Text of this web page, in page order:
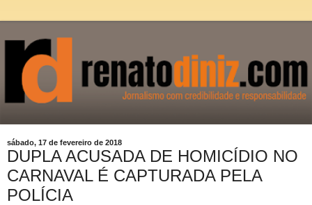
sábado, 17 de fevereiro de 2018
DUPLA ACUSADA DE HOMICÍDIO NO
CARNAVAL É CAPTURADA PELA
POLÍCIA